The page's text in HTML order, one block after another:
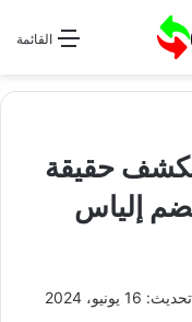
القائمة
حقيقة
إلياس
16 يونيو، 2024